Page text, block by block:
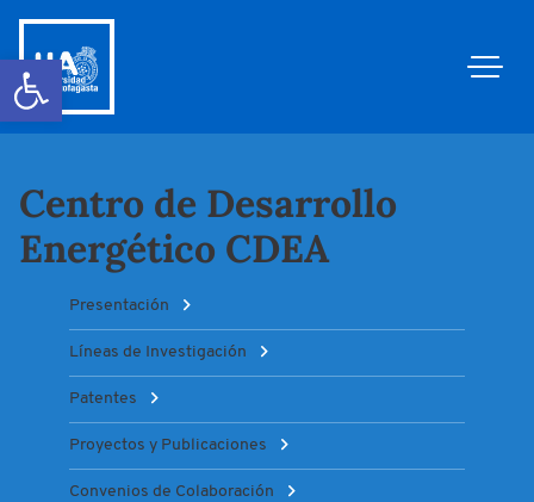
Abrir barra de herramientas
Centro de Desarrollo
Energético CDEA
Presentación
Líneas de Investigación
Patentes
Proyectos y Publicaciones
Convenios de Colaboración